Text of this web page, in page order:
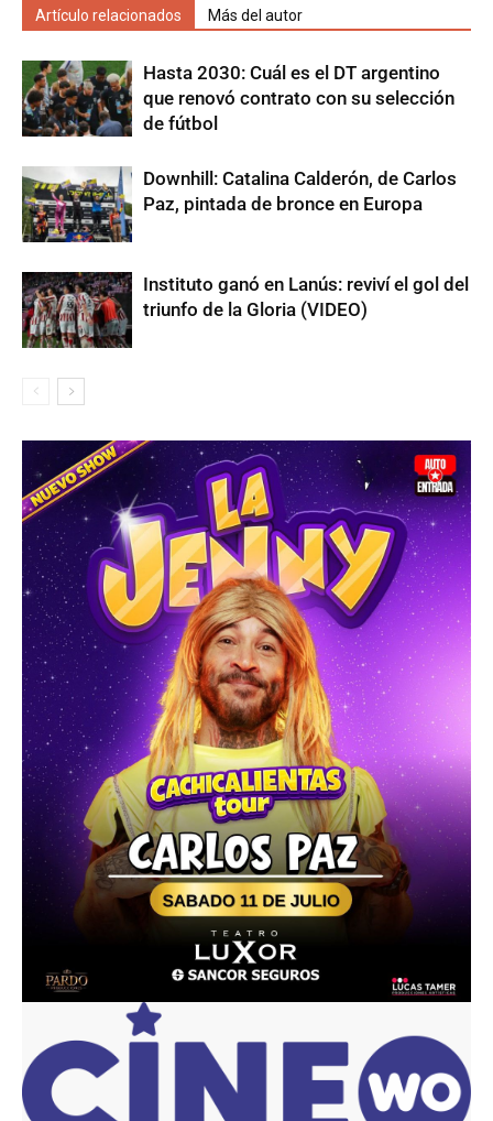
Artículo relacionados Más del autor
Hasta 2030: Cuál es el DT argentino
que renovó contrato con su selección
de fútbol
Downhill: Catalina Calderón, de Carlos
Paz, pintada de bronce en Europa
Instituto ganó en Lanús: reviví el gol del
triunfo de la Gloria (VIDEO)